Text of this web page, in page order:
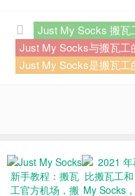
Just My Socks 搬瓦
Just My Socks与搬瓦工
Just My Socks是搬瓦工